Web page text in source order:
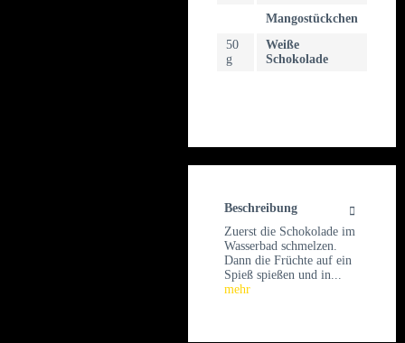
Mangostückchen
50
g
Weiße
Schokolade
Beschreibung
Zuerst die Schokolade im
Wasserbad schmelzen.
Dann die Früchte auf ein
Spieß spießen und in...
mehr